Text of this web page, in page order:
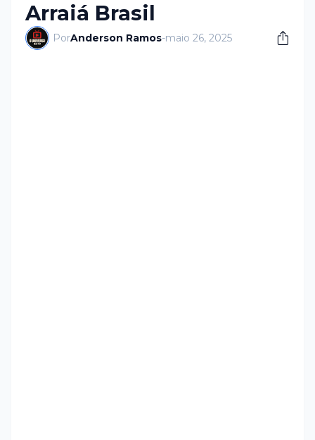
Arraiá Brasil
PorAnderson Ramos-maio 26, 2025